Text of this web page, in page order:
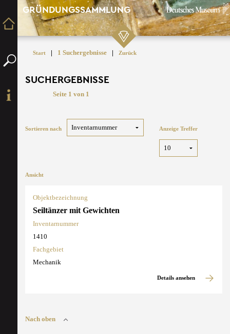
GRÜNDUNGSSAMMLUNG
Start | 1 Suchergebnisse | Zurück
SUCHERGEBNISSE
Seite 1 von 1
Sortieren nach Anzeige Treffer
Ansicht
Objektbezeichnung
Seiltänzer mit Gewichten
Inventarnummer
1410
Fachgebiet
Mechanik
Details ansehen
Nach oben